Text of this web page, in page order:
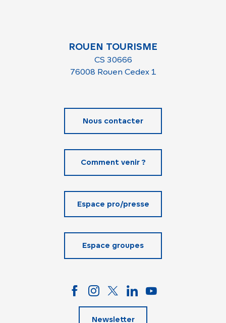
ROUEN TOURISME
CS 30666
76008 Rouen Cedex 1
Nous contacter
Comment venir ?
Espace pro/presse
Espace groupes
Newsletter